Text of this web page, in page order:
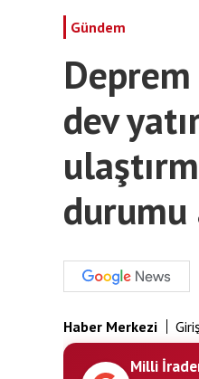
Gündem
dev
durumu
Haber Merkezi
Milli